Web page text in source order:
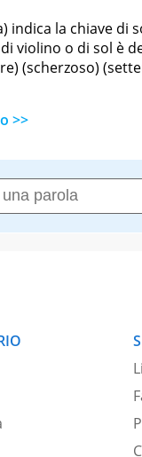
indica la chiave di
di violino o di sol è
(scherzoso)
>>